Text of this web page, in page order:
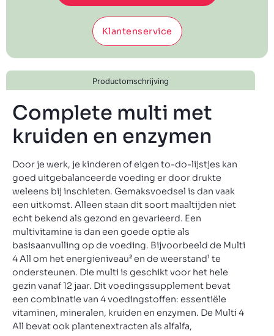
Klantenservice
Productomschrijving
Complete multi met
kruiden en enzymen
Door je werk, je kinderen of eigen to-do-lijstjes kan
goed uitgebalanceerde voeding er door drukte
weleens bij inschieten. Gemaksvoedsel is dan vaak
een uitkomst. Alleen staan dit soort maaltijden niet
echt bekend als gezond en gevarieerd. Een
multivitamine is dan een goede optie als
basisaanvulling op de voeding. Bijvoorbeeld de Multi
4 All om het energieniveau² en de weerstand¹ te
ondersteunen. Die multi is geschikt voor het hele
gezin vanaf 12 jaar. Dit voedingssupplement bevat
een combinatie van 4 voedingstoffen: essentiële
vitaminen, mineralen, kruiden en enzymen. De Multi 4
All bevat ook plantenextracten als alfalfa,